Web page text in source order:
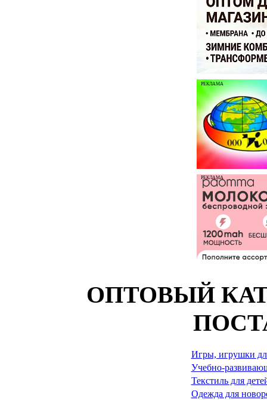
РЕКЛАМА
РЕКЛАМА
ОПТОВЫЙ
Игры, игрушки
Учебно-
Текстиль для
Одежда для